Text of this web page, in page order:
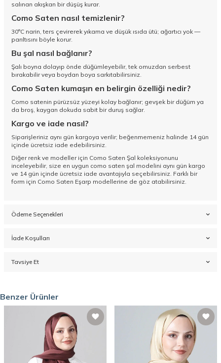
salınan akışkan bir düşüş kurar.
Como Saten nasıl temizlenir?
30°C narin, ters çevirerek yıkama ve düşük ısıda ütü; ağartıcı yok —
parıltısını böyle korur.
Bu şal nasıl bağlanır?
Şalı boyna dolayıp önde düğümleyebilir, tek omuzdan serbest
bırakabilir veya boydan boya sarkıtabilirsiniz.
Como Saten kumaşın en belirgin özelliği nedir?
Como satenin pürüzsüz yüzeyi kolay bağlanır; gevşek bir düğüm ya
da broş, kaygan dokuda sabit bir duruş sağlar.
Kargo ve iade nasıl?
Siparişleriniz aynı gün kargoya verilir; beğenmemeniz halinde 14 gün
içinde ücretsiz iade edebilirsiniz.
Diğer renk ve modeller için Como Saten Şal koleksiyonunu
inceleyebilir, size en uygun como saten şal modelini aynı gün kargo
ve 14 gün içinde ücretsiz iade avantajıyla seçebilirsiniz. Farklı bir
form için Como Saten Eşarp modellerine de göz atabilirsiniz.
Ödeme Seçenekleri
İade Koşulları
Tavsiye Et
Benzer Ürünler